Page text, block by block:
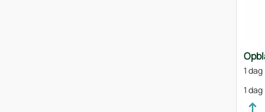
1 dag
1 dag